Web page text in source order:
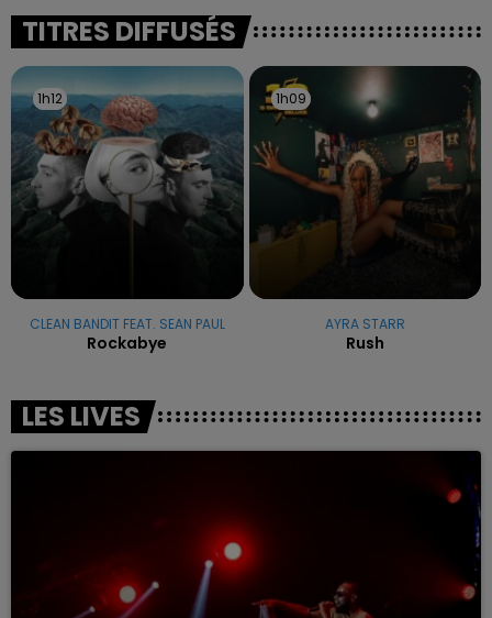
excuses.
TITRES DIFFUSÉS
1h12
1h12
CLEAN BANDIT FEAT. SEAN PAUL
Rockabye
1h09
1h09
AYRA STARR
Rush
LES LIVES